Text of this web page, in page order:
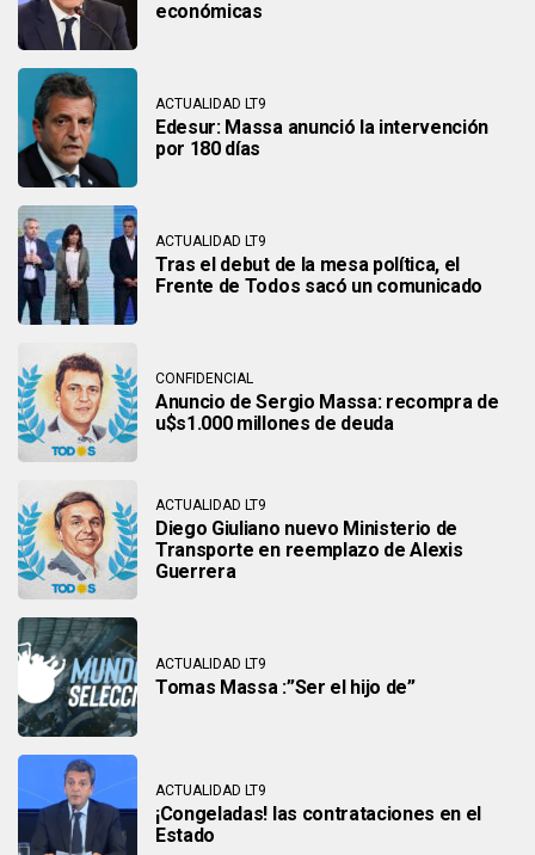
económicas
ACTUALIDAD LT9
Edesur: Massa anunció la intervención
por 180 días
ACTUALIDAD LT9
Tras el debut de la mesa política, el
Frente de Todos sacó un comunicado
CONFIDENCIAL
Anuncio de Sergio Massa: recompra de
u$s1.000 millones de deuda
ACTUALIDAD LT9
Diego Giuliano nuevo Ministerio de
Transporte en reemplazo de Alexis
Guerrera
ACTUALIDAD LT9
Tomas Massa :”Ser el hijo de”
ACTUALIDAD LT9
¡Congeladas! las contrataciones en el
Estado